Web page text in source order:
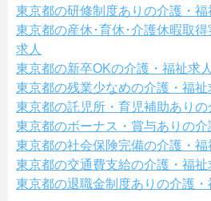
東京都の研修制度ありの介護・福
東京都の産休･育休･介護休暇取
求人
東京都の新卒OKの介護・福祉求人
東京都の残業少なめの介護・福祉
東京都の託児所・育児補助ありの
東京都のボーナス・賞与ありの介
東京都の社会保険完備の介護・福
東京都の交通費支給の介護・福祉
東京都の退職金制度ありの介護・